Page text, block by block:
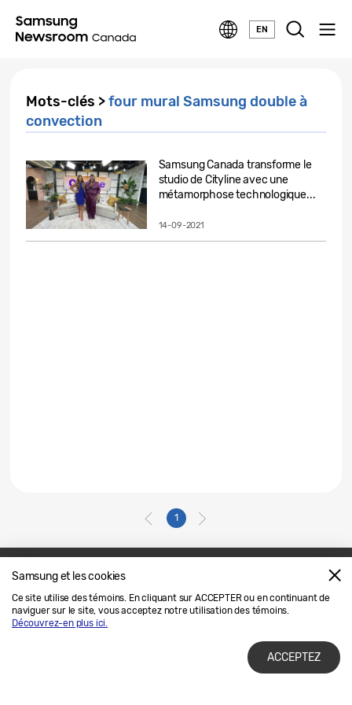
EN
Samsung et les cookies
Ce site utilise des témoins. En cliquant sur ACCEPTER ou en continuant de
naviguer sur le site, vous acceptez notre utilisation des témoins.
Découvrez-en plus ici.
ACCEPTEZ
Mots-clés >four mural Samsung double à
convection
Samsung Canada transforme le
studio de Cityline avec une
métamorphose technologique...
14-09-2021
1
Nous joindre
SAMSUNG.COM
Avis Juridique
Confidentialité